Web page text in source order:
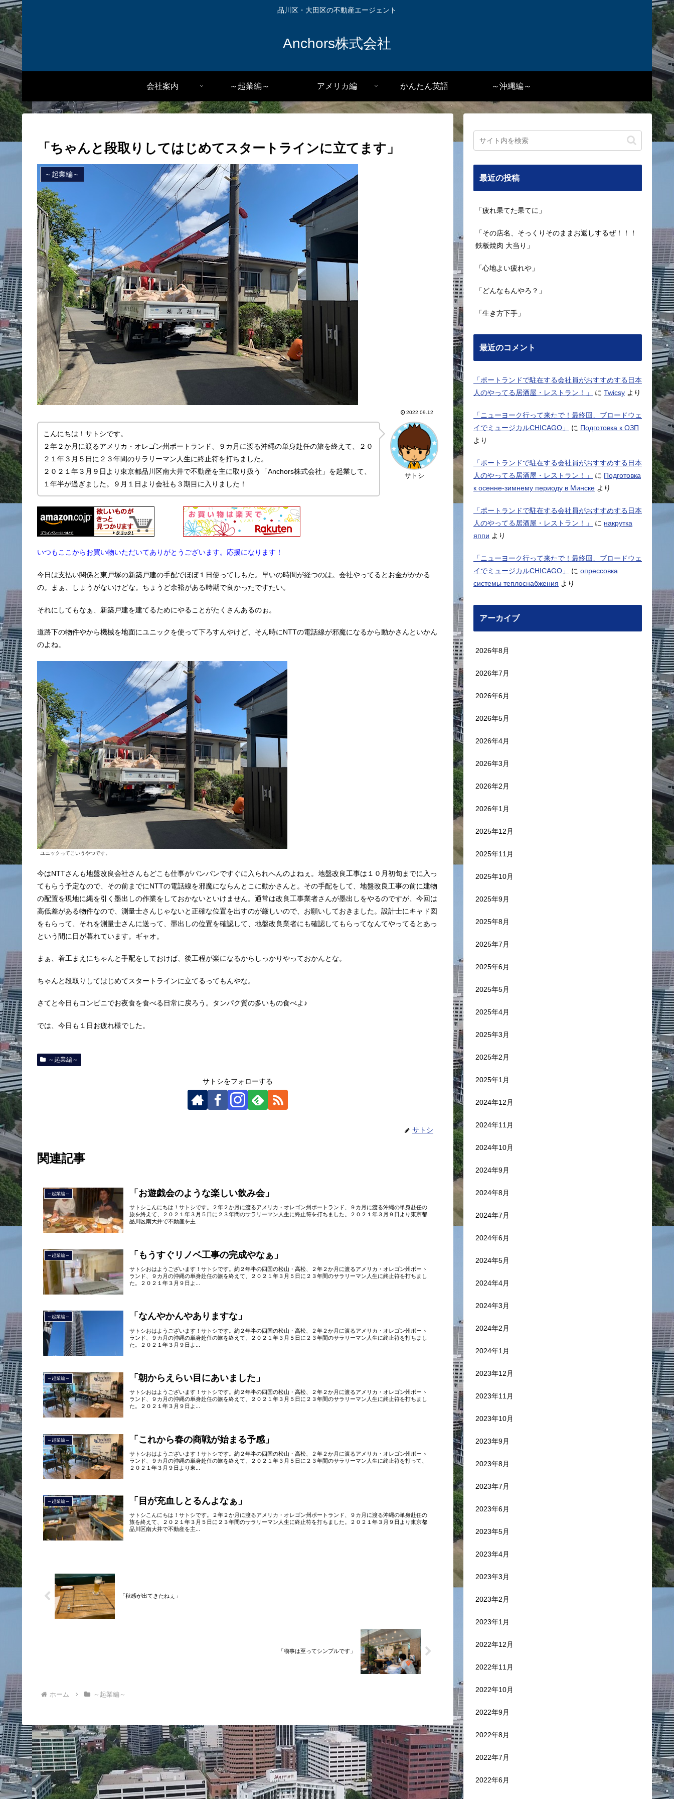
品川区・大田区の不動産エージェント
Anchors株式会社
会社案内 ～起業編～ アメリカ編 かんたん英語 ～沖縄編～
「ちゃんと段取りしてはじめてスタートラインに立てます」
～起業編～
2022.09.12
サトシ
こんにちは！サトシです。
２年２か月に渡るアメリカ・オレゴン州ポートランド、９カ月に渡る沖縄の単身赴任の旅を終えて、２０
２１年３月５日に２３年間のサラリーマン人生に終止符を打ちました。
２０２１年３月９日より東京都品川区南大井で不動産を主に取り扱う「Anchors株式会社」を起業して、
１年半が過ぎました。９月１日より会社も３期目に入りました！
いつもここからお買い物いただいてありがとうございます。応援になります！
今日は支払い関係と東戸塚の新築戸建の手配でほぼ１日使ってしもた。早いの時間が経つのは。会社やってるとお金がかかる
の。まぁ、しょうがないけどな。ちょうど余裕がある時期で良かったですたい。
それにしてもなぁ、新築戸建を建てるためにやることがたくさんあるのぉ。
道路下の物件やから機械を地面にユニックを使って下ろすんやけど、そん時にNTTの電話線が邪魔になるから動かさんといかん
のよね。
ユニックってこいうやつです。
今はNTTさんも地盤改良会社さんもどこも仕事がパンパンですぐに入られへんのよねぇ。地盤改良工事は１０月初旬までに入っ
てもらう予定なので、その前までにNTTの電話線を邪魔にならんとこに動かさんと。その手配をして、地盤改良工事の前に建物
の配置を現地に縄を引く墨出しの作業をしておかないといけません。通常は改良工事業者さんが墨出しをやるのですが、今回は
高低差がある物件なので、測量士さんじゃないと正確な位置を出すのが厳しいので、お願いしておきました。設計士にキャド図
をもらって、それを測量士さんに送って、墨出しの位置を確認して、地盤改良業者にも確認してもらってなんてやってるとあっ
という間に日が暮れています。ギャオ。
まぁ、着工まえにちゃんと手配をしておけば、後工程が楽になるからしっかりやっておかんとな。
ちゃんと段取りしてはじめてスタートラインに立てるってもんやな。
さてと今日もコンビニでお夜食を食べる日常に戻ろう。タンパク質の多いもの食べよ♪
では、今日も１日お疲れ様でした。
～起業編～
サトシをフォローする
サトシ
関連記事
～起業編～ 「お遊戯会のような楽しい飲み会」
サトシこんにちは！サトシです。２年２か月に渡るアメリカ・オレゴン州ポートランド、９カ月に渡る沖縄の単身赴任の
旅を終えて、２０２１年３月５日に２３年間のサラリーマン人生に終止符を打ちました。２０２１年３月９日より東京都
品川区南大井で不動産を主...
～起業編～ 「もうすぐリノベ工事の完成やなぁ」
サトシおはようございます！サトシです。約２年半の四国の松山・高松、２年２か月に渡るアメリカ・オレゴン州ポート
ランド、９カ月の沖縄の単身赴任の旅を終えて、２０２１年３月５日に２３年間のサラリーマン人生に終止符を打ちまし
た。２０２１年３月９日よ...
～起業編～ 「なんやかんやありますな」
サトシおはようございます！サトシです。約２年半の四国の松山・高松、２年２か月に渡るアメリカ・オレゴン州ポート
ランド、９カ月の沖縄の単身赴任の旅を終えて、２０２１年３月５日に２３年間のサラリーマン人生に終止符を打ちまし
た。２０２１年３月９日よ...
～起業編～ 「朝からえらい目にあいました」
サトシおはようございます！サトシです。約２年半の四国の松山・高松、２年２か月に渡るアメリカ・オレゴン州ポート
ランド、９カ月の沖縄の単身赴任の旅を終えて、２０２１年３月５日に２３年間のサラリーマン人生に終止符を打ちまし
た。２０２１年３月９日よ...
～起業編～ 「これから春の商戦が始まる予感」
サトシおはようございます！サトシです。約２年半の四国の松山・高松、２年２か月に渡るアメリカ・オレゴン州ポート
ランド、９カ月の沖縄の単身赴任の旅を終えて、２０２１年３月５日に２３年間のサラリーマン人生に終止符を打って、
２０２１年３月９日より東...
～起業編～ 「目が充血しとるんよなぁ」
サトシこんにちは！サトシです。２年２か月に渡るアメリカ・オレゴン州ポートランド、９カ月に渡る沖縄の単身赴任の
旅を終えて、２０２１年３月５日に２３年間のサラリーマン人生に終止符を打ちました。２０２１年３月９日より東京都
品川区南大井で不動産を主...
「秋感が出てきたねぇ」
「物事は至ってシンプルです」
ホーム ～起業編～
最近の投稿
「疲れ果てた果てに」
「その店名、そっくりそのままお返しするぜ！！！
鉄板焼肉 大当り」
「心地よい疲れや」
「どんなもんやろ？」
「生き方下手」
最近のコメント
「ポートランドで駐在する会社員がおすすめする日本
人のやってる居酒屋・レストラン！」
に Twicsy より
「ニューヨーク行って来たで！最終回、ブロードウェ
イでミュージカルCHICAGO」
に Подготовка к ОЗП
より
「ポートランドで駐在する会社員がおすすめする日本
人のやってる居酒屋・レストラン！」
に Подготовка
к осенне-зимнему периоду в Минске より
「ポートランドで駐在する会社員がおすすめする日本
人のやってる居酒屋・レストラン！」
に накрутка
яппи より
「ニューヨーク行って来たで！最終回、ブロードウェ
イでミュージカルCHICAGO」
に опрессовка
системы теплоснабжения より
アーカイブ
2026年8月
2026年7月
2026年6月
2026年5月
2026年4月
2026年3月
2026年2月
2026年1月
2025年12月
2025年11月
2025年10月
2025年9月
2025年8月
2025年7月
2025年6月
2025年5月
2025年4月
2025年3月
2025年2月
2025年1月
2024年12月
2024年11月
2024年10月
2024年9月
2024年8月
2024年7月
2024年6月
2024年5月
2024年4月
2024年3月
2024年2月
2024年1月
2023年12月
2023年11月
2023年10月
2023年9月
2023年8月
2023年7月
2023年6月
2023年5月
2023年4月
2023年3月
2023年2月
2023年1月
2022年12月
2022年11月
2022年10月
2022年9月
2022年8月
2022年7月
2022年6月